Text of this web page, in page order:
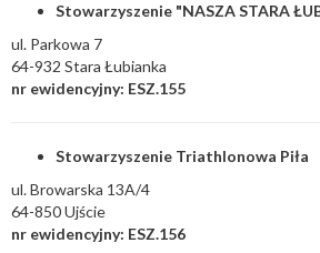
Stowarzyszenie "NASZA STARA
ul. Parkowa 7
64-932 Stara Łubianka
nr ewidencyjny: ESZ.155
Stowarzyszenie Triathlonowa Piła
ul. Browarska 13A/4
64-850 Ujście
nr ewidencyjny: ESZ.156